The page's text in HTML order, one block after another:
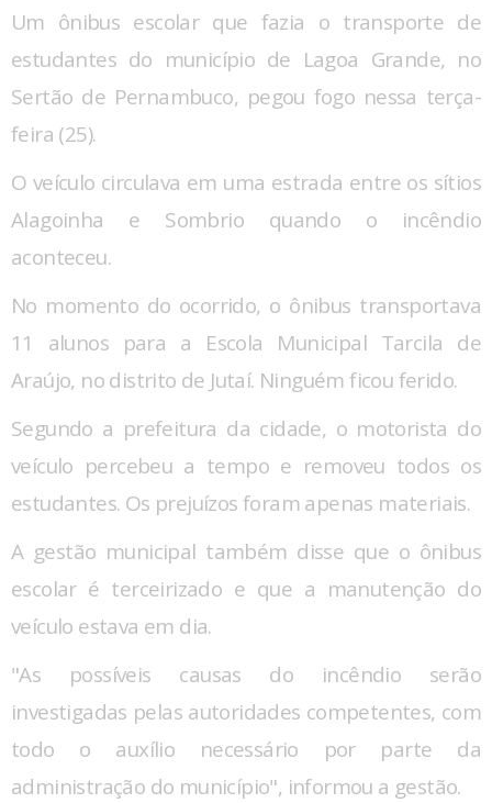
Um ônibus escolar que fazia o transporte de
estudantes do município de Lagoa Grande, no
Sertão de Pernambuco, pegou fogo nessa terça-
feira (25).
O veículo circulava em uma estrada entre os sítios
Alagoinha e Sombrio quando o incêndio
aconteceu.
No momento do ocorrido, o ônibus transportava
11 alunos para a Escola Municipal Tarcila de
Araújo, no distrito de Jutaí. Ninguém ficou ferido.
Segundo a prefeitura da cidade, o motorista do
veículo percebeu a tempo e removeu todos os
estudantes. Os prejuízos foram apenas materiais.
A gestão municipal também disse que o ônibus
escolar é terceirizado e que a manutenção do
veículo estava em dia.
"As possíveis causas do incêndio serão
investigadas pelas autoridades competentes, com
todo o auxílio necessário por parte da
administração do município", informou a gestão.